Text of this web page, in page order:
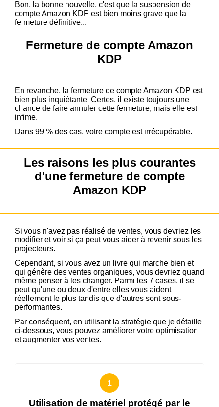
Bon, la bonne nouvelle, c'est que la suspension de
compte Amazon KDP est bien moins grave que la
fermeture définitive...
Fermeture de compte Amazon
KDP
En revanche, la fermeture de compte Amazon KDP est
bien plus inquiétante. Certes, il existe toujours une
chance de faire annuler cette fermeture, mais elle est
infime.
Dans 99 % des cas, votre compte est irrécupérable.
Les raisons les plus courantes
d'une fermeture de compte
Amazon KDP
Si vous n'avez pas réalisé de ventes, vous devriez les
modifier et voir si ça peut vous aider à revenir sous les
projecteurs.
Cependant, si vous avez un livre qui marche bien et
qui génère des ventes organiques, vous devriez quand
même penser à les changer. Parmi les 7 cases, il se
peut qu'une ou deux d'entre elles vous aident
réellement le plus tandis que d'autres sont sous-
performantes.
Par conséquent, en utilisant la stratégie que je détaille
ci-dessous, vous pouvez améliorer votre optimisation
et augmenter vos ventes.
Utilisation de matériel protégé par le